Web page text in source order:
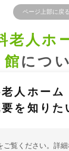
ページ上部に戻る
老人ホ
館につ
人ホー
を知りた
ご覧ください。詳